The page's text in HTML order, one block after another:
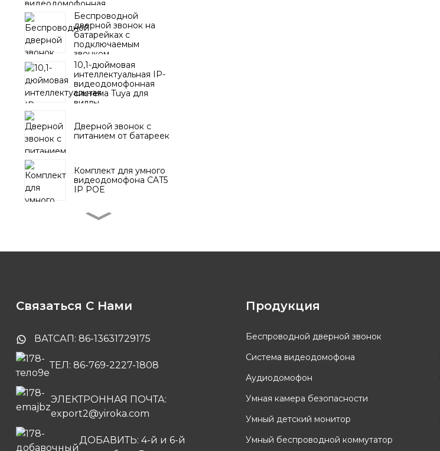
Беспроводной
дверной звонок на
батарейках с
подключаемым
звонком
10,1-дюймовая
интеллектуальная IP-
видеодомофонная
система Tuya для
виллы
Дверной звонок с
питанием от батареек
Комплект для умного
видеодомофона CAT5
IP POE
Беспроводной
помещений
Беспроводной
Связаться С Нами
ВАТСАП: 86-13631729175
ТЕЛ: 86-769-2227-1808
ЭЛЕКТРОННАЯ ПОЧТА:
export2@yiroka.com
ДОБАВИТЬ: 4-й и 6-й
Продукция
Беспроводной дверной звонок
Система видеодомофона
Аудиодомофон
Умная камера безопасности
Умный детский монитор
Умный беспроводной коммутатор